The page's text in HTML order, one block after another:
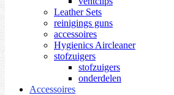
Leather Sets
reinigings guns
accessoires
Hygienics Aircleaner
stofzuigers
stofzuigers
onderdelen
Accessoires